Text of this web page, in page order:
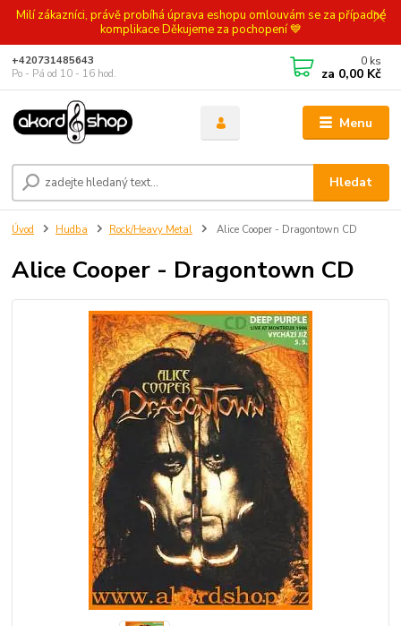
Milí zákazníci, právě probíhá úprava eshopu omlouvám se za případné
komplikace Děkujeme za pochopení 💙
Menu
Hledat
+420731485643
Po - Pá od 10 - 16 hod.
0 ks
za 0,00 Kč
Úvod Hudba Rock/Heavy Metal Alice Cooper - Dragontown CD
Alice Cooper - Dragontown CD